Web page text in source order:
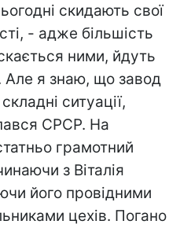
скидають свої
- адже більшість
ними, йдуть
Але я знаю, що завод
ситуації,
СРСР. На
грамотний
з Віталія
його провідними
цехів. Погано